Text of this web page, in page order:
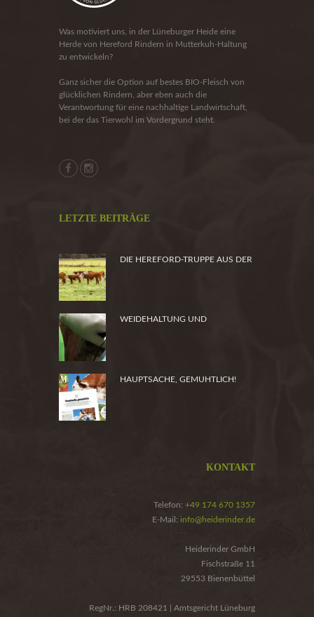
Was motiviert uns, in der Lüneburger Heide eine
Herde von Hereford Rindern in Mutterkuh-Haltung
zu entwickeln?
Ganz sicher die Option auf bestes BIO-Fleisch von
glücklichen Rindern, aber eben auch die
Verantwortung für eine nachhaltige Landwirtschaft,
bei der das Tierwohl im Vordergrund steht.
LETZTE BEITRÄGE
DIE HEREFORD-TRUPPE AUS DER
WEIDEHALTUNG UND
HAUPTSACHE, GEMUHTLICH!
KONTAKT
Telefon: +49 174 670 1357
E-Mail: info@heiderinder.de
Heiderinder GmbH
Fischstraße 11
29553 Bienenbüttel
RegNr.: HRB 208421 | Amtsgericht Lüneburg